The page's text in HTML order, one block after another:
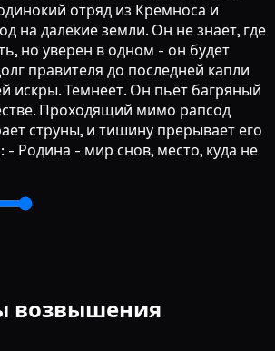
отряд из Кремноса и
на далёкие земли. Он не знает, где
но уверен в одном - он будет
правителя до последней капли
искры. Темнеет. Он пьёт багряный
Проходящий мимо рапсод
струны, и тишину прерывает его
- Родина - мир снов, место, куда не
возвышения